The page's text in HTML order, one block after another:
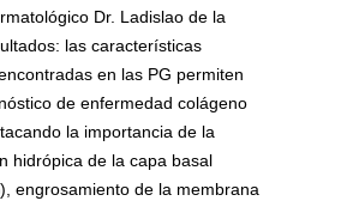
Dr. Ladislao de la
las características
en las PG permiten
de enfermedad colágeno
la importancia de la
hidrópica de la capa basal
engrosamiento de la membrana